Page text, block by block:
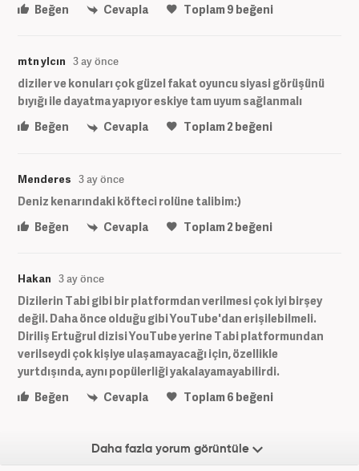
Beğen
Cevapla Toplam9 beğeni
mtn ylcın 3 ay önce
diziler ve konuları çok güzel fakat oyuncu siyasi görüşünü
bıyığı ile dayatma yapıyor eskiye tam uyum sağlanmalı
Beğen
Cevapla Toplam2beğeni
Menderes 3 ay önce
Deniz kenarındaki köfteci rolüne talibim:)
Beğen
Cevapla Toplam2 beğeni
Hakan 3 ay önce
Dizilerin Tabi gibi bir platformdan verilmesi çok iyi birşey
değil. Daha önce olduğu gibi YouTube'dan erişilebilmeli.
Diriliş Ertuğrul dizisi YouTube yerine Tabi platformundan
verilseydi çok kişiye ulaşamayacağı için, özellikle
yurtdışında, aynı popülerliği yakalayamayabilirdi.
Beğen
Cevapla Toplam6 beğeni
Daha fazla yorum görüntüle